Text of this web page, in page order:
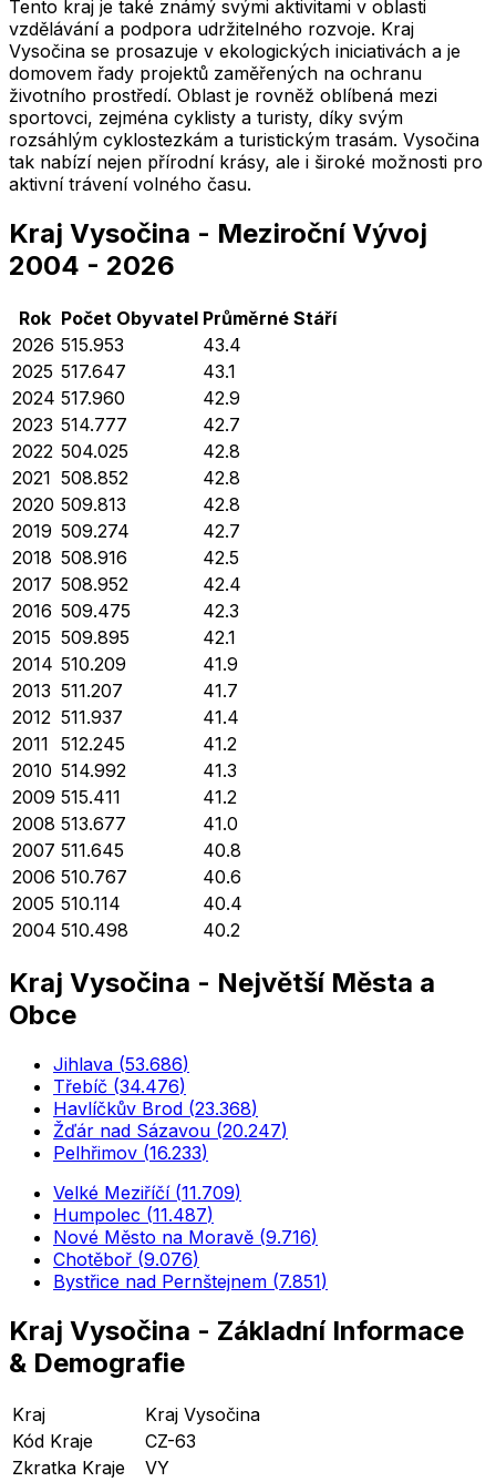
Tento kraj je také známý svými aktivitami v oblasti
vzdělávání a podpora udržitelného rozvoje. Kraj
Vysočina se prosazuje v ekologických iniciativách a je
domovem řady projektů zaměřených na ochranu
životního prostředí. Oblast je rovněž oblíbená mezi
sportovci, zejména cyklisty a turisty, díky svým
rozsáhlým cyklostezkám a turistickým trasám. Vysočina
tak nabízí nejen přírodní krásy, ale i široké možnosti pro
aktivní trávení volného času.
Kraj Vysočina - Meziroční Vývoj
2004 - 2026
Rok Počet Obyvatel Průměrné Stáří
2026 515.953
43.4
2025 517.647
43.1
2024 517.960
42.9
2023 514.777
42.7
2022 504.025
42.8
2021 508.852
42.8
2020 509.813
42.8
2019 509.274
42.7
2018 508.916
42.5
2017 508.952
42.4
2016 509.475
42.3
2015 509.895
42.1
2014 510.209
41.9
2013 511.207
41.7
2012 511.937
41.4
2011 512.245
41.2
2010 514.992
41.3
2009 515.411
41.2
2008 513.677
41.0
2007 511.645
40.8
2006 510.767
40.6
2005 510.114
40.4
2004 510.498 40.2
Kraj Vysočina - Největší Města a
Obce
Jihlava (53.686)
Třebíč (34.476)
Havlíčkův Brod (23.368)
Žďár nad Sázavou (20.247)
Pelhřimov (16.233)
Velké Meziříčí(11.709)
Humpolec (11.487)
Nové Město na Moravě (9.716)
Chotěboř (9.076)
Bystřice nad Pernštejnem (7.851)
Kraj Vysočina - Základní Informace
& Demografie
Kraj
Kraj Vysočina
Kód Kraje
CZ-63
Zkratka Kraje
VY